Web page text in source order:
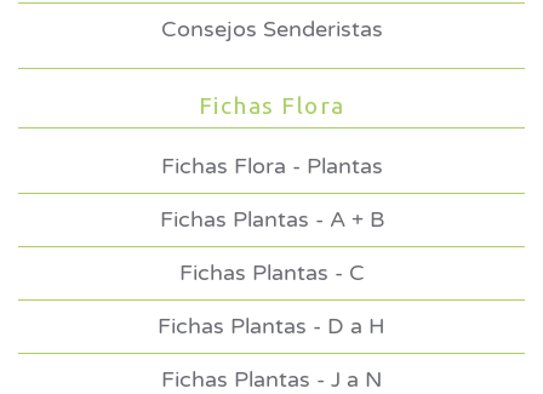
Consejos Senderistas
Fichas Flora
Fichas Flora - Plantas
Fichas Plantas - A + B
Fichas Plantas - C
Fichas Plantas - D a H
Fichas Plantas - J a N